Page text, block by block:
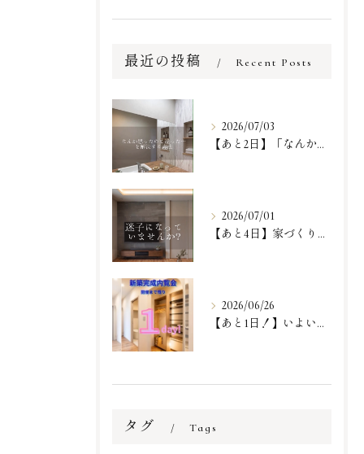
最近の投稿 Recent Posts
2026/07/03
【あと2日】「なんか思ったのと違った…」という、一番リアルで...
2026/07/01
【あと4日】家づくりが一歩進む『体験』に来ませんか？✨
2026/06/26
【あと1日！】いよいよ明日！
タグ Tags